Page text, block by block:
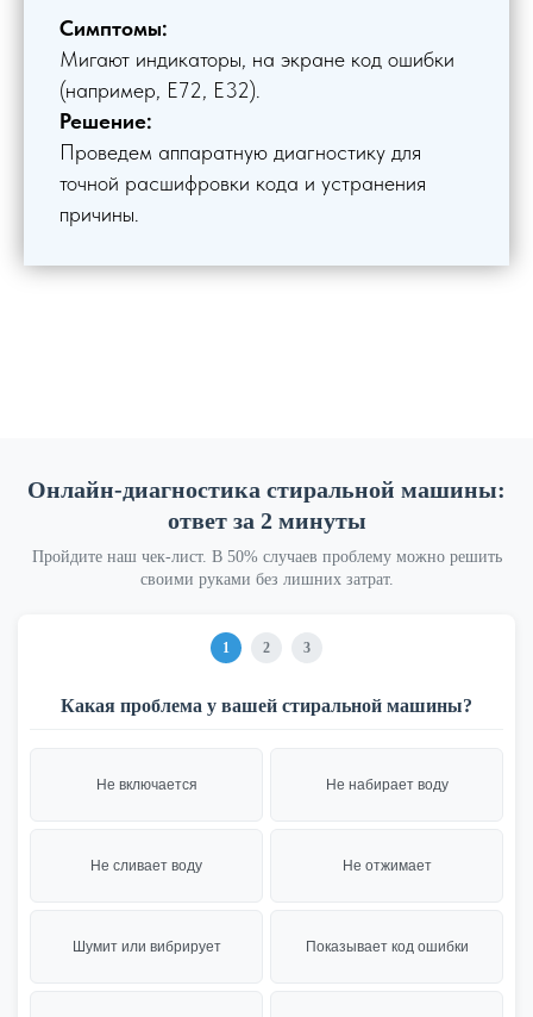
Симптомы:
Мигают индикаторы, на экране код ошибки
(например, E72, E32).
Решение:
Проведем аппаратную диагностику для
точной расшифровки кода и устранения
причины.
Онлайн-диагностика стиральной машины:
ответ за 2 минуты
Пройдите наш чек-лист. В 50% случаев проблему можно решить
своими руками без лишних затрат.
1 2 3
Какая проблема у вашей стиральной машины?
Не включается Не набирает воду
Не сливает воду Не отжимает
Шумит или вибрирует Показывает код ошибки